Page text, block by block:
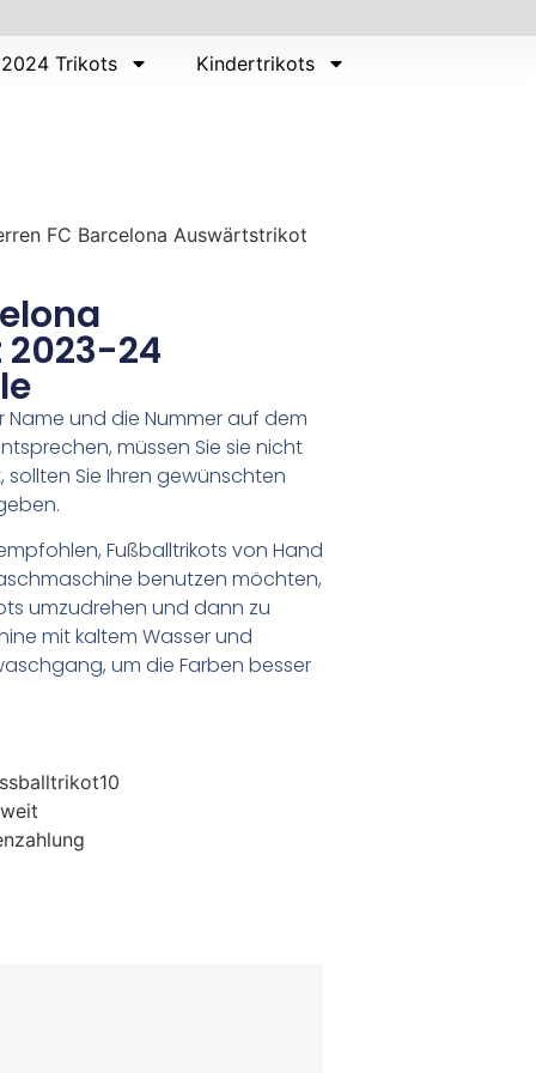
Trikots Kindertrikots
FC Barcelona Auswärtstrikot
24
Name und die Nummer auf dem
müssen Sie sie nicht
Sie Ihren gewünschten
Fußballtrikots von Hand
benutzen möchten,
umzudrehen und dann zu
mit kaltem Wasser und
um die Farben besser